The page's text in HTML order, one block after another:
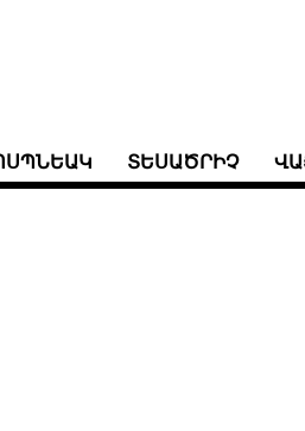
ՏԵՍԱԾՐԻՉ